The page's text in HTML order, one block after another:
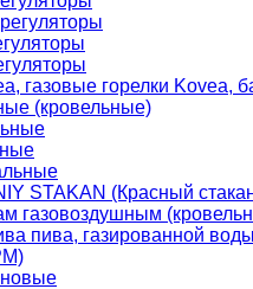
газовые горелки Kovea,
(кровельные)
STAKAN (Красный
газовоздушным
пива, газированной